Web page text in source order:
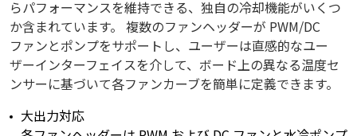
らパフォーマンスを維持できる、独自の冷却機能がいくつ
か含まれています。 複数のファンヘッダーが PWM/DC
ファンとポンプをサポートし、ユーザーは直感的なユー
ザーインターフェイスを介して、ボード上の異なる温度セ
ンサーに基づいて各ファンカーブを簡単に定義できます。
大出力対応